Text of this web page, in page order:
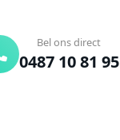
Bel ons direct
0487 10 81 95